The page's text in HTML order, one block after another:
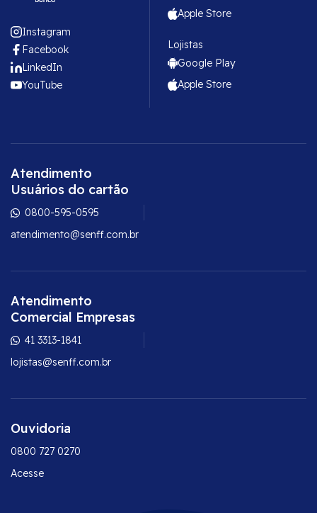
Apple Store
Lojistas
Google Play
Apple Store
Instagram
Facebook
LinkedIn
YouTube
Atendimento
Usuários do cartão
0800-595-0595
atendimento@senff.com.br
Atendimento
Comercial Empresas
41 3313-1841
lojistas@senff.com.br
Ouvidoria
0800 727 0270
Acesse